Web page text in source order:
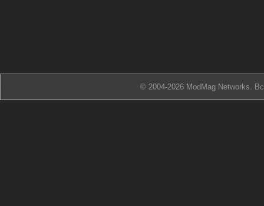
© 2004-2026 ModMag Networks.